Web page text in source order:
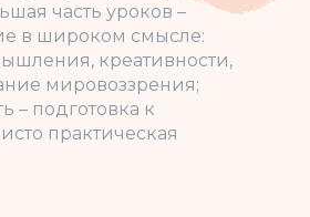
часть уроков –
в широком смысле:
креативности,
мировоззрения;
– подготовка к
практическая